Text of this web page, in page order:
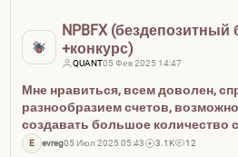
NPBFX (бездепозитный
+конкурс)
QUANT05 Фев 2025 14:47
Мне нравиться, всем доволен,
разнообразием счетов,
создавать большое количество
тестировать стратегии...
E evreg05 Июл 2025 05:43 3.1K 12